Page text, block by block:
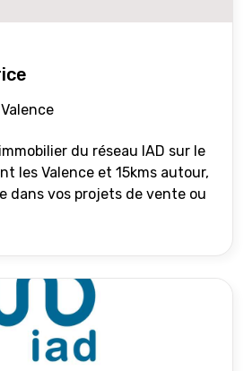
les Valence et 15kms autour,
dans vos projets de vente ou